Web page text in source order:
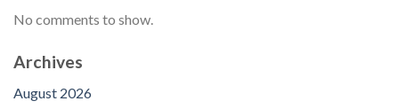
No comments to show.
Archives
August 2026